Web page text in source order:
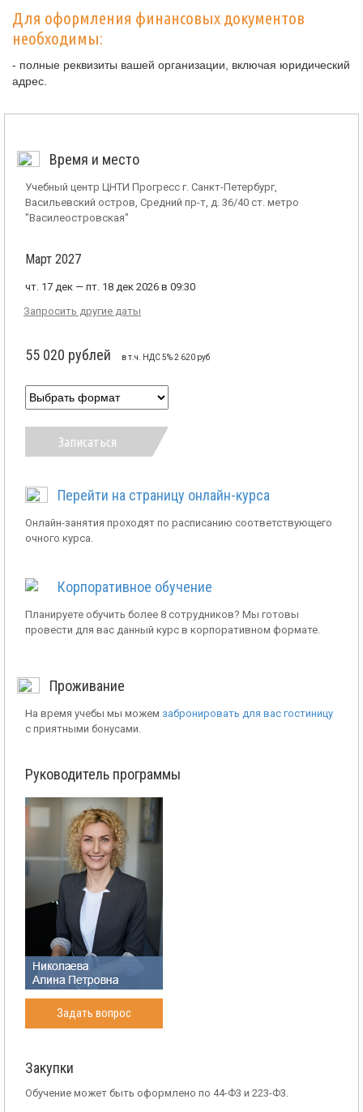
Для оформления финансовых документов
необходимы:
- полные реквизиты вашей организации, включая юридический
адрес.
Время и место
Учебный центр ЦНТИ Прогресс г. Санкт-Петербург,
Васильевский остров, Средний пр-т, д. 36/40 ст. метро
"Василеостровская"
Март 2027
чт. 17 дек — пт. 18 дек 2026 в 09:30
Запросить другие даты
55 020 рублей в т.ч. НДС 5% 2 620 руб
Записаться
Перейти на страницу онлайн-курса
Онлайн-занятия проходят по расписанию соответствующего
очного курса.
Корпоративное обучение
Планируете обучить более 8 сотрудников? Мы готовы
провести для вас данный курс в корпоративном формате.
Проживание
На время учебы мы можем забронировать для вас гостиницу
с приятными бонусами.
Руководитель программы
Задать вопрос
Закупки
Обучение может быть оформлено по 44-Ф3 и 223-Ф3.